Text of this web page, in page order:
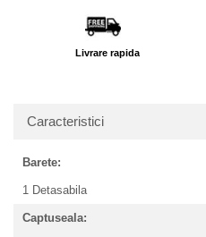
Livrare rapida
Caracteristici
Barete:
1 Detasabila
Captuseala: